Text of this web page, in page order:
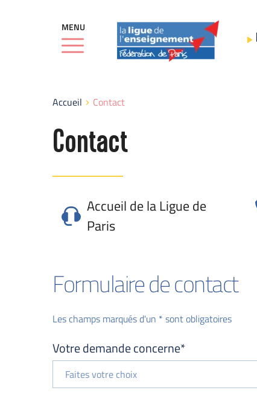
MENU
Accueil Contact
Contact
Accueil de la Ligue de
Paris
Formulaire de contact
Les champs marqués d'un * sont obligatoires
Votre demande concerne*
Faites votre choix